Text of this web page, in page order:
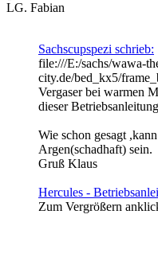
LG. Fabian
Sachscupspezi schrieb:
file:///E:/sachs/wawa-
city.de/bed_kx5/
Vergaser bei warmen
dieser
Wie schon gesagt
Argen(schadhaft) sein.
Gruß Klaus
Hercules -
Zum Vergrößern